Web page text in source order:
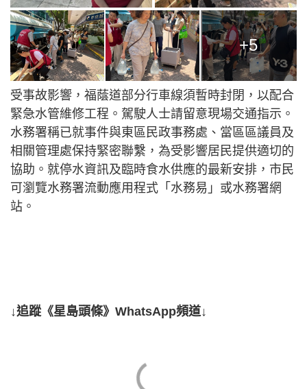
+5
受事故影響，福蔭道部分行車線須暫時封閉，以配合
緊急水管維修工程。駕駛人士請留意現場交通指示。
水務署稱已就事件與東區民政事務處、當區區議員及
相關管理處保持緊密聯繫，為受影響居民提供適切的
協助。就停水資訊及臨時食水供應的最新安排，市民
可瀏覽水務署流動應用程式「水務易」或水務署網
站。
↓追蹤《星島頭條》WhatsApp頻道↓